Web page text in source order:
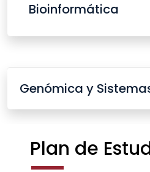
Bioinformática
Genómica y
Plan de